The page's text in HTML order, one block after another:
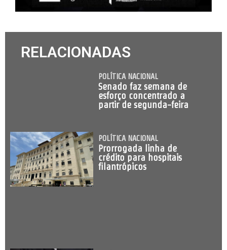
RELACIONADAS
POLÍTICA NACIONAL
Senado faz semana de
esforço concentrado a
partir de segunda-feira
POLÍTICA NACIONAL
Prorrogada linha de
crédito para hospitais
filantrópicos